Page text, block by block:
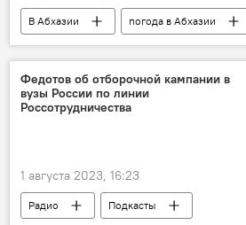
В Абхазии погода в Абхазии
Федотов об отборочной кампании в
вузы России по линии
Россотрудничества
1 августа 2023, 16:23
Радио
Подкасты